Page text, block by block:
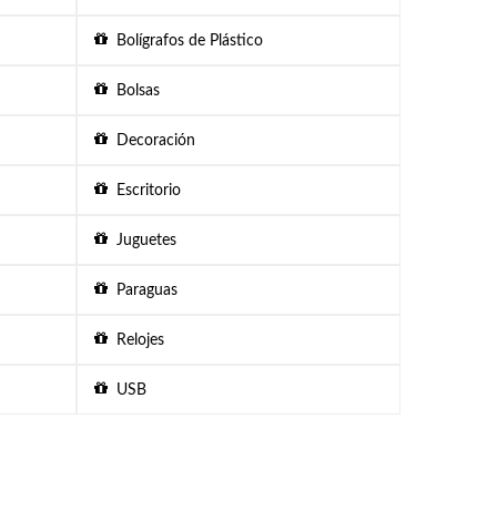
Bolígrafos de Plástico
Bolsas
Decoración
Escritorio
Juguetes
Paraguas
Relojes
USB